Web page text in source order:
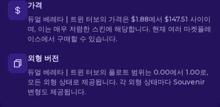
가격
듀얼 베레타 | 트윈 터보의 가격은 $1.88에서 $147.51 사이이
며, 이는 매우 저렴한 스킨에 해당합니다. 현재 여러 마켓플레
이스에서 구매할 수 있습니다.
외형 버전
듀얼 베레타 | 트윈 터보의 플로트 범위는 0.00에서 1.00로,
모든 외형 상태로 제공됩니다. 각 외형 상태마다 Souvenir
변형도 제공됩니다.